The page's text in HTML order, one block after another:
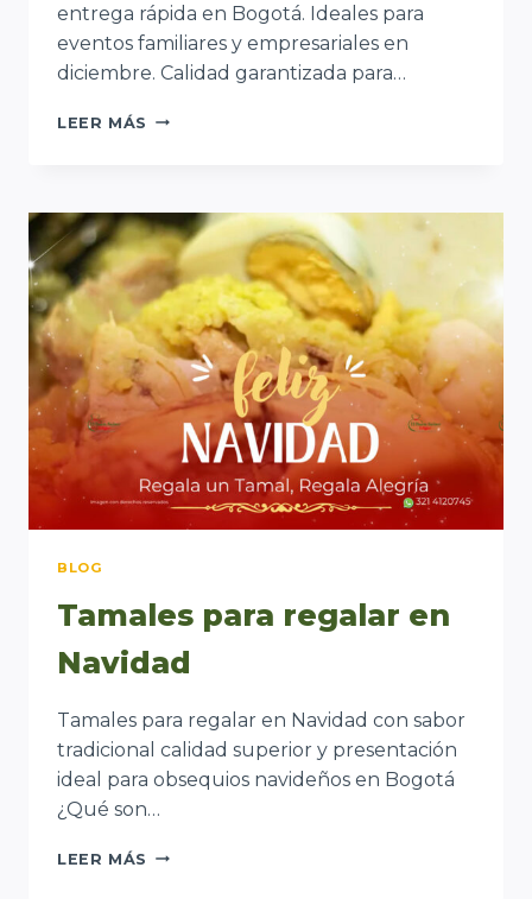
entrega rápida en Bogotá. Ideales para
eventos familiares y empresariales en
diciembre. Calidad garantizada para…
LEER MÁS TAMALES
BLOG
Tamales para regalar en
Navidad
Tamales para regalar en Navidad con sabor
tradicional calidad superior y presentación
ideal para obsequios navideños en Bogotá
¿Qué son…
LEER MÁS TAMALES